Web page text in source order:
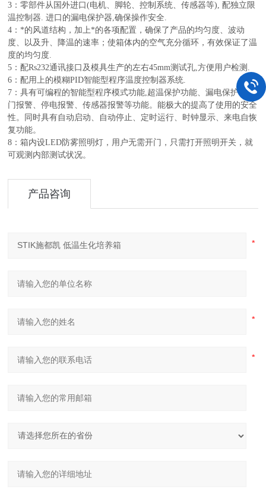
3：零部件从国外进口(电机、脚轮、控制系统、传感器等), 配独立限
温控制器. 进口的漏电保护器,确保操作安全.
4：*的风道结构，加上*的各项配置，确保了产品的均匀度、波动
度、以及升、降温的速率；使箱体内的空气充分循环，有效保证了温
度的均匀度.
5：配Rs232通讯接口及模具生产的左右45mm测试孔,方便用户检测.
6：配用上的模糊PID智能型程序温度控制器系统.
7：具有可编程的智能型程序模式功能,超温保护功能、漏电保护、开
门报警、停电报警、传感器报警等功能。能极大的提高了使用的安全
性。同时具有自动启动、自动停止、定时运行、时钟显示、来电自恢
复功能。
8：箱内设LED防雾照明灯，用户无需开门，只需打开照明开关，就
可观测内部测试状况。
产品咨询